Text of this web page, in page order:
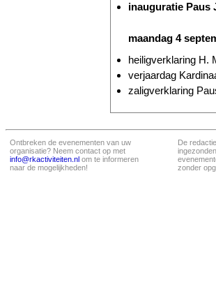
inauguratie Paus
maandag 4
heiligverklaring H.
verjaardag
zaligverklaring
Ontbreken de evenementen van uw
organisatie? Neem contact op met
info@rkactiviteiten.nl om te informeren
naar de mogelijkheden!
De
zonder